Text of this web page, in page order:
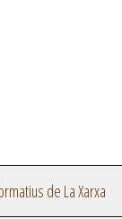
de La Xarxa